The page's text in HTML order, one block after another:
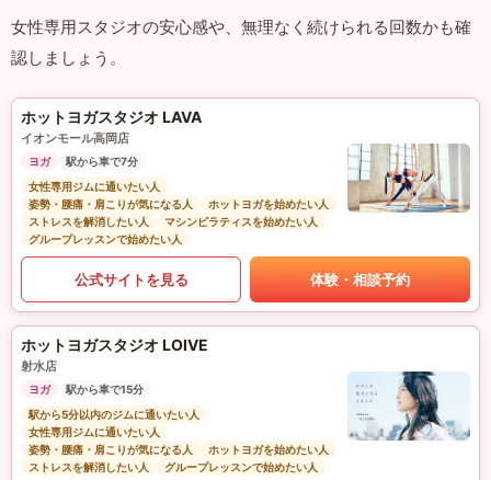
女性専用スタジオの安心感や、無理なく続けられる回数かも確
認しましょう。
ホットヨガスタジオ LAVA
イオンモール高岡店
ヨガ
駅から車で7分
女性専用ジムに通いたい人
姿勢・腰痛・肩こりが気になる人
ホットヨガを始めたい人
ストレスを解消したい人
マシンピラティスを始めたい人
グループレッスンで始めたい人
公式サイトを見る 体験・相談予約
ホットヨガスタジオ LOIVE
射水店
ヨガ
駅から車で15分
駅から5分以内のジムに通いたい人
女性専用ジムに通いたい人
姿勢・腰痛・肩こりが気になる人
ホットヨガを始めたい人
ストレスを解消したい人
グループレッスンで始めたい人